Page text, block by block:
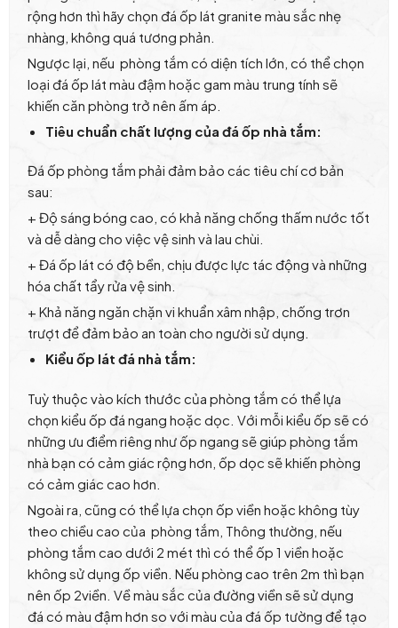
rộng hơn thì hãy chọn đá ốp lát granite màu sắc nhẹ
nhàng, không quá tương phản.
Ngược lại, nếu phòng tắm có diện tích lớn, có thể chọn
loại đá ốp lát màu đậm hoặc gam màu trung tính sẽ
khiến căn phòng trở nên ấm áp.
Tiêu chuẩn chất lượng của đá ốp nhà tắm:
Đá ốp phòng tắm phải đảm bảo các tiêu chí cơ bản
sau:
+ Độ sáng bóng cao, có khả năng chống thấm nước tốt
và dễ dàng cho việc vệ sinh và lau chùi.
+ Đá ốp lát có độ bền, chịu được lực tác động và những
hóa chất tẩy rửa vệ sinh.
+ Khả năng ngăn chặn vi khuẩn xâm nhập, chống trơn
trượt để đảm bảo an toàn cho người sử dụng.
Kiểu ốp lát đá nhà tắm:
Tuỳ thuộc vào kích thước của phòng tắm có thể lựa
chọn kiểu ốp đá ngang hoặc dọc. Với mỗi kiểu ốp sẽ có
những ưu điểm riêng như ốp ngang sẽ giúp phòng tắm
nhà bạn có cảm giác rộng hơn, ốp dọc sẽ khiến phòng
có cảm giác cao hơn.
Ngoài ra, cũng có thể lựa chọn ốp viền hoặc không tùy
theo chiều cao của phòng tắm, Thông thường, nếu
phòng tắm cao dưới 2 mét thì có thể ốp 1 viền hoặc
không sử dụng ốp viền. Nếu phòng cao trên 2m thì bạn
nên ốp 2viền. Về màu sắc của đường viền sẽ sử dụng
đá có màu đậm hơn so với màu của đá ốp tường để tạo